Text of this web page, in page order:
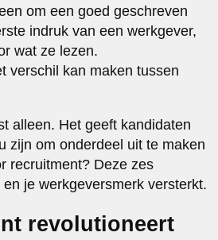
om een goed geschreven
indruk van een werkgever,
wat ze lezen.
verschil kan maken tussen
alleen. Het geeft kandidaten
zijn om onderdeel uit te maken
recruitment? Deze zes
je werkgeversmerk versterkt.
revolutioneert